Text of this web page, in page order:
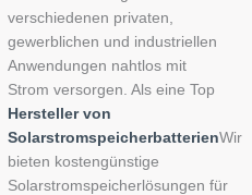
verschiedenen privaten,
gewerblichen und industriellen
Anwendungen nahtlos mit
Strom versorgen. Als eine Top
Hersteller von
SolarstromspeicherbatterienWir
bieten kostengünstige
Solarstromspeicherlösungen für